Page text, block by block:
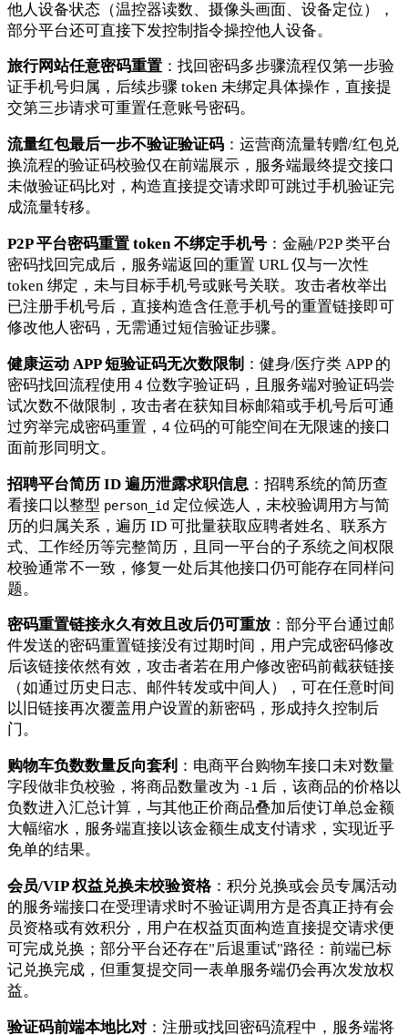
他人设备状态（温控器读数、摄像头画面、设备定位），
部分平台还可直接下发控制指令操控他人设备。
旅行网站任意密码重置 ：找回密码多步骤流程仅第一步验
证手机号归属，后续步骤 token 未绑定具体操作，直接提
交第三步请求可重置任意账号密码。
流量红包最后一步不验证验证码 ：运营商流量转赠/红包兑
换流程的验证码校验仅在前端展示，服务端最终提交接口
未做验证码比对，构造直接提交请求即可跳过手机验证完
成流量转移。
P2P 平台密码重置 token 不绑定手机号 ：金融/P2P 类平台
密码找回完成后，服务端返回的重置 URL 仅与一次性
token 绑定，未与目标手机号或账号关联。攻击者枚举出
已注册手机号后，直接构造含任意手机号的重置链接即可
修改他人密码，无需通过短信验证步骤。
健康运动 APP 短验证码无次数限制 ：健身/医疗类 APP 的
密码找回流程使用 4 位数字验证码，且服务端对验证码尝
试次数不做限制，攻击者在获知目标邮箱或手机号后可通
过穷举完成密码重置，4 位码的可能空间在无限速的接口
面前形同明文。
招聘平台简历 ID 遍历泄露求职信息 ：招聘系统的简历查
看接口以整型 person_id 定位候选人，未校验调用方与简
历的归属关系，遍历 ID 可批量获取应聘者姓名、联系方
式、工作经历等完整简历，且同一平台的子系统之间权限
校验通常不一致，修复一处后其他接口仍可能存在同样问
题。
密码重置链接永久有效且改后仍可重放 ：部分平台通过邮
件发送的密码重置链接没有过期时间，用户完成密码修改
后该链接依然有效，攻击者若在用户修改密码前截获链接
（如通过历史日志、邮件转发或中间人），可在任意时间
以旧链接再次覆盖用户设置的新密码，形成持久控制后
门。
购物车负数数量反向套利 ：电商平台购物车接口未对数量
字段做非负校验，将商品数量改为 -1 后，该商品的价格以
负数进入汇总计算，与其他正价商品叠加后使订单总金额
大幅缩水，服务端直接以该金额生成支付请求，实现近乎
免单的结果。
会员/VIP 权益兑换未校验资格：积分兑换或会员专属活动
的服务端接口在受理请求时不验证调用方是否真正持有会
员资格或有效积分，用户在权益页面构造直接提交请求便
可完成兑换；部分平台还存在"后退重试"路径：前端已标
记兑换完成，但重复提交同一表单服务端仍会再次发放权
益。
验证码前端本地比对 ：注册或找回密码流程中，服务端将